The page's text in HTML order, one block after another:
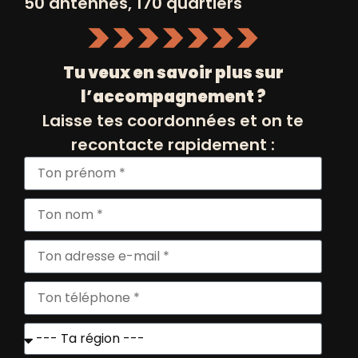
INSCRIVEZ VOUS
À NOS NEWSLETTERS
MENTIONS LÉGALES ET CRÉDITS
ETHICWEB
Tu veux en savoir plus sur
l’accompagnement ?
Laisse tes coordonnées et on te
recontacte rapidement :